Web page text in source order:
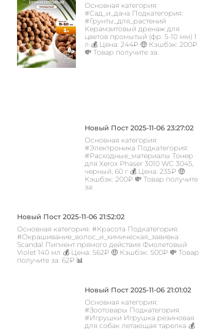
Основная категория:
#Сад_и_дача Подкатегория:
#Грунты_для_растений
Керамзитовый дренаж для
цветов промытый (фр. 5-10 мм) 1
л 💰 Цена: 244₽ 🤑 Кэшбэк: 200₽
💸 Товар получите за:
Новый Пост 2025-11-06 23:27:02
Основная категория:
#Электроника Подкатегория:
#Расходные_материалы Тонер
для Xerox Phaser 3010 WC 3045,
черный, 60 г 💰 Цена: 235₽ 🤑
Кэшбэк: 200₽ 💸 Товар получите
за:
Новый Пост 2025-11-06 21:52:02
Основная категория: #Красота Подкатегория:
#Окрашивание_волос_и_химическая_завивка
Scandal Пигмент прямого действия Фиолетовый
Violet 140 мл 💰 Цена: 562₽ 🤑 Кэшбэк: 500₽ 💸 Товар
получите за: 62₽ 📊
Новый Пост 2025-11-06 21:01:02
Основная категория:
#Зоотовары Подкатегория:
#Игрушки Игрушка резиновая
для собак летающая тарелка 💰